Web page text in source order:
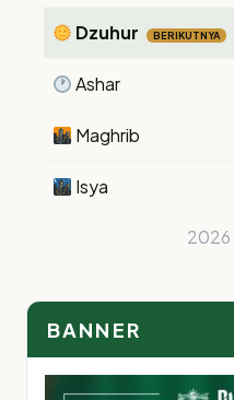
Dzuhur BERIKUTNYA
Ashar
Maghrib
Isya
BANNER